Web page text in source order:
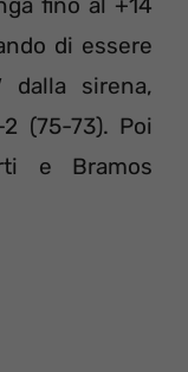
fino al +14
di essere
dalla sirena,
(75-73). Poi
e Bramos